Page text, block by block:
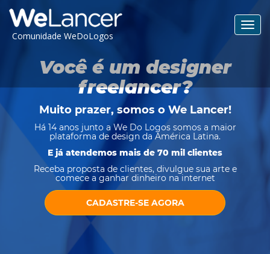
Comunidade WeDoLogos
Você é um designer
freelancer?
Muito prazer, somos o We Lancer!
Há 14 anos junto a We Do Logos somos a maior
plataforma de design da América Latina.
E já atendemos mais de 70 mil clientes
Receba proposta de clientes, divulgue sua arte e
comece a ganhar dinheiro na internet
CADASTRE-SE AGORA